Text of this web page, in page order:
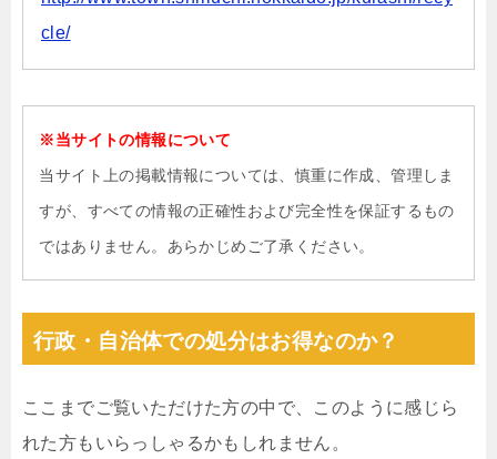
cle/
※当サイトの情報について
当サイト上の掲載情報については、慎重に作成、管理しま
すが、すべての情報の正確性および完全性を保証するもの
ではありません。あらかじめご了承ください。
行政・自治体での処分はお得なのか？
ここまでご覧いただけた方の中で、このように感じら
れた方もいらっしゃるかもしれません。